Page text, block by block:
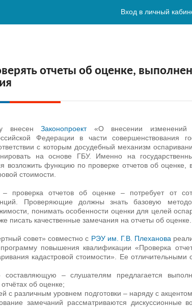
Вход в личный
отчеты об оценке,
внесенЗаконопроект«О внесении изменений
Федерации в части совершенствования
с которым досудебный механизм
на основе ГБУ. Именно на
возложить функцию по проверке отчетов об оценке,
стоимости.
проверка отчетов об оценке – потребует от
Проверяющие должны знать базовую
понимать особенности оценки для целей
писать качественные замечания на отчеты об оценке.
совет» совместно с РЭУ им. Г.В. Плеханова
повышения квалификации «Проверка
кадастровой стоимости». Ее отличительными
составляющую – слушателям предлагается
об оценке;
с различным уровнем подготовки – наряду с
замечаний рассматриваются дискуссионные